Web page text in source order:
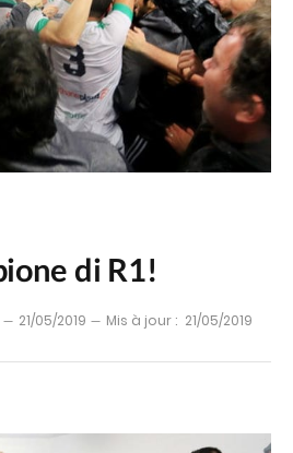
di R1!
21/05/2019 Mis à jour : 21/05/2019